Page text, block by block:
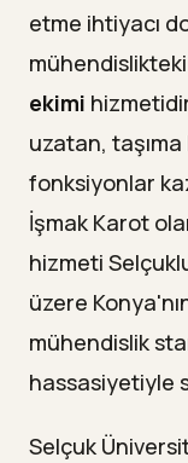
etme ihtiyacı
mühendislikteki
ekimi
uzatan,
fonksiyonlar
İşmak Karot
hizmeti
üzere
mühendislik
hassasiyetiyle
Selçuk